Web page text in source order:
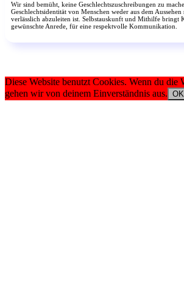
Wir sind bemüht, keine Geschlechtszuschreibungen zu
Geschlechtsidentität von Menschen weder aus dem Aussehen
verlässlich abzuleiten ist. Selbstauskunft und Mithilfe bringt
gewünschte Anrede, für eine respektvolle Kommunikation.
Diese Website benutzt Cookies. Wenn du die
gehen wir von deinem Einverständnis aus. OK